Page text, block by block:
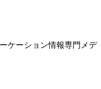
ケーション情報専門メデ